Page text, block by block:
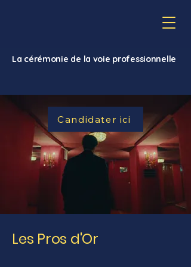
La cérémonie de la voie professionnelle
Candidater ici
Les Pros d'Or